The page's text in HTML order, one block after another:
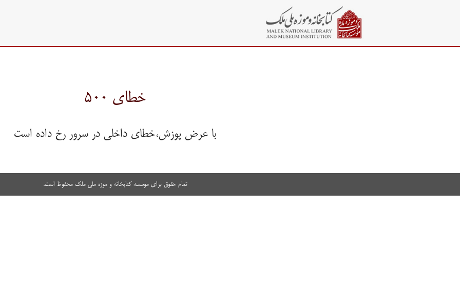
خطای ۵۰۰
با عرض پوزش،خطای داخلی در سرور رخ داده است
تمام حقوق برای موسسه کتابخانه و موزه ملی ملک محفوظ است.